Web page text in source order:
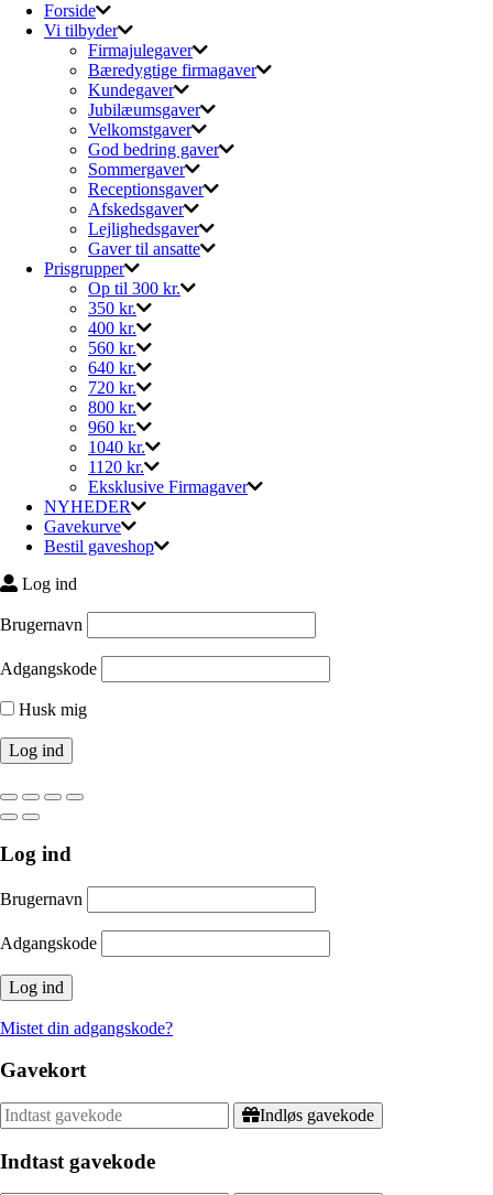
Forside
Vi tilbyder
Firmajulegaver
Bæredygtige firmagaver
Kundegaver
Jubilæumsgaver
Velkomstgaver
God bedring gaver
Sommergaver
Receptionsgaver
Afskedsgaver
Lejlighedsgaver
Gaver til ansatte
Prisgrupper
Op til 300 kr.
350 kr.
400 kr.
560 kr.
640 kr.
720 kr.
800 kr.
960 kr.
1040 kr.
1120 kr.
Eksklusive Firmagaver
NYHEDER
Gavekurve
Bestil gaveshop
Log ind
Brugernavn
Adgangskode
Husk mig
Log ind
Brugernavn
Adgangskode
Mistet din adgangskode?
Gavekort
Indløs gavekode
Indtast gavekode